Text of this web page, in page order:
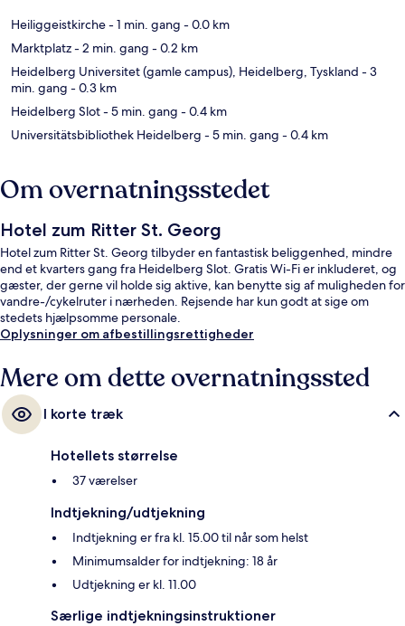
Heiliggeistkirche- 1 min. gang - 0.0 km
Marktplatz- 2 min. gang - 0.2 km
Heidelberg Universitet (gamle campus), Heidelberg, Tyskland - 3
min. gang - 0.3 km
Heidelberg Slot- 5 min. gang - 0.4 km
Universitätsbibliothek Heidelberg - 5 min. gang - 0.4 km
Om overnatningsstedet
Hotel zum Ritter St. Georg
Hotel zum Ritter St. Georg tilbyder en fantastisk beliggenhed, mindre
end et kvarters gang fra Heidelberg Slot. Gratis Wi-Fi er inkluderet, og
gæster, der gerne vil holde sig aktive, kan benytte sig af muligheden for
vandre-/cykelruter i nærheden. Rejsende har kun godt at sige om
stedets hjælpsomme personale.
Oplysninger om afbestillingsrettigheder
Mere om dette overnatningssted
I korte træk
Hotellets størrelse
37 værelser
Indtjekning/udtjekning
Indtjekning er fra kl. 15.00 til når som helst
Minimumsalder for indtjekning: 18 år
Udtjekning er kl. 11.00
Særlige indtjekningsinstruktioner